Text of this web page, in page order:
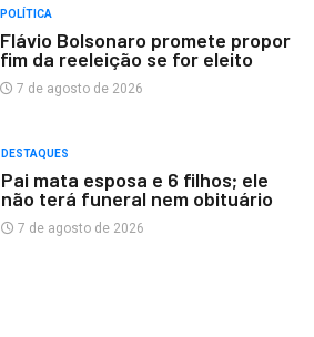
POLÍTICA
Flávio Bolsonaro promete propor
fim da reeleição se for eleito
7 de agosto de 2026
DESTAQUES
Pai mata esposa e 6 filhos; ele
não terá funeral nem obituário
7 de agosto de 2026